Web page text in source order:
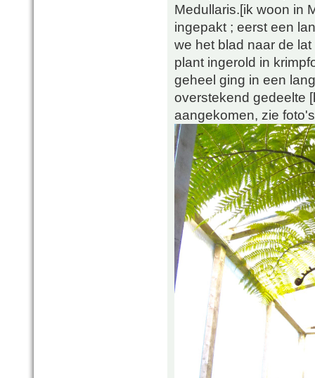
Medullaris.[ik woon in
ingepakt ; eerst een
we het blad naar de
plant ingerold in
geheel ging in een
overstekend gedeelte
aangekomen, zie